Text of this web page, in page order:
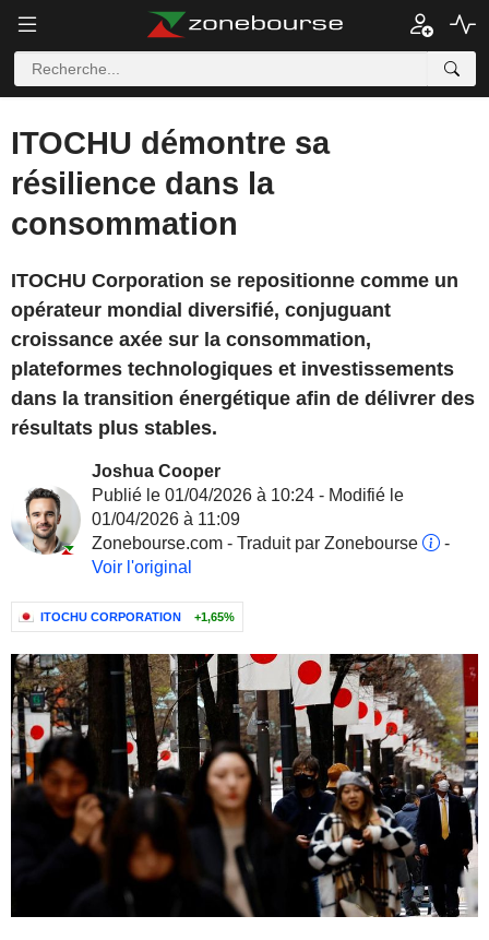
ITOCHU démontre sa
résilience dans la
consommation
ITOCHU Corporation se repositionne comme un
opérateur mondial diversifié, conjuguant
croissance axée sur la consommation,
plateformes technologiques et investissements
dans la transition énergétique afin de délivrer des
résultats plus stables.
Joshua Cooper
Publié le 01/04/2026 à 10:24 - Modifié le
01/04/2026 à 11:09
Zonebourse.com - Traduit par Zonebourse
-
Voir l'original
ITOCHU CORPORATION +1,65%